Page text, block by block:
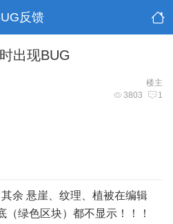
反馈
出现BUG
楼主
3803 1
余 悬崖、纹理、植被在编辑
（绿色区块）都不显示！！！